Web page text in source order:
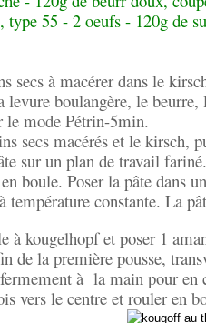
type 55 - 2 oeufs - 120g de
secs à macérer dans le
boulangère, le
le mode Pétrin-5min.
secs macérés et le kirsch,
sur un plan de travail
boule. Poser la pâte dans
température constante. La
à kougelhopf et poser 1
de la première pousse,
à la main pour en
vers le centre et rouler en